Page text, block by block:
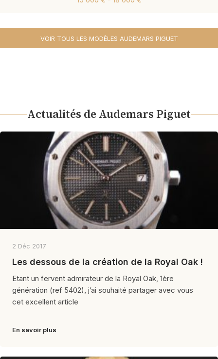
VOIR TOUS LES MODÈLES AUDEMARS PIGUET
Actualités de Audemars Piguet
2 Déc 2017
Les dessous de la création de la Royal Oak !
Etant un fervent admirateur de la Royal Oak, 1ère
génération (ref 5402), j’ai souhaité partager avec vous
cet excellent article
En savoir plus